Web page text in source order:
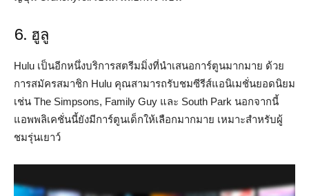
6. ฮูลู
Hulu เป็นอีกหนึ่งบริการสตรีมมิ่งที่นำเสนอการ์ตูนมากมาย ด้วย
การสมัครสมาชิก Hulu คุณสามารถรับชมซีรีส์แอนิเมชั่นยอดนิยม
เช่น The Simpsons, Family Guy และ South Park นอกจากนี้
แอพพลิเคชั่นนี้ยังมีการ์ตูนเด็กให้เลือกมากมาย เหมาะสำหรับผู้
ชมรุ่นเยาว์